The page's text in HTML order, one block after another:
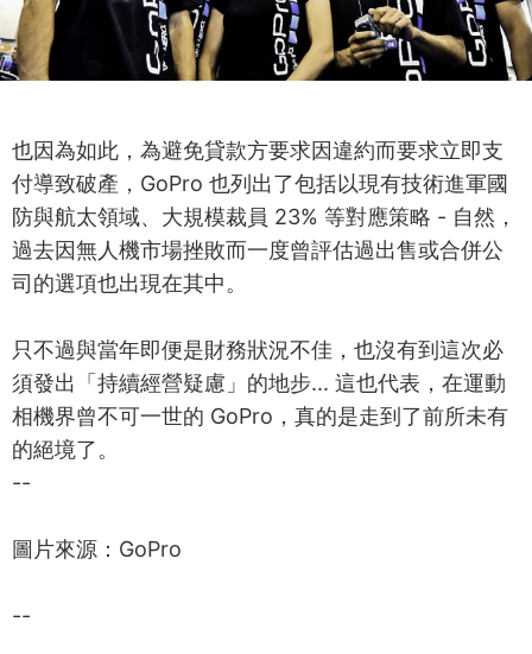
也因為如此，為避免貸款方要求因違約而要求立即支
付導致破產，GoPro 也列出了包括以現有技術進軍國
防與航太領域、大規模裁員 23% 等對應策略 - 自然，
過去因無人機市場挫敗而一度曾評估過出售或合併公
司的選項也出現在其中。
只不過與當年即便是財務狀況不佳，也沒有到這次必
須發出「持續經營疑慮」的地步... 這也代表，在運動
相機界曾不可一世的 GoPro，真的是走到了前所未有
的絕境了。
--
圖片來源：GoPro
--